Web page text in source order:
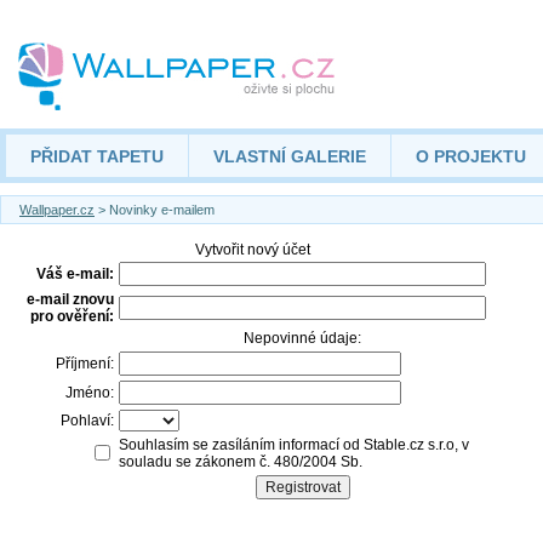
PŘIDAT TAPETU VLASTNÍ GALERIE O PROJEKTU
Wallpaper.cz > Novinky e-mailem